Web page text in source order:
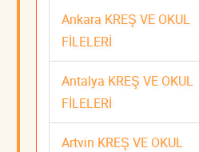
Ankara KREŞ VE OKUL
FİLELERİ
Antalya KREŞ VE OKUL
FİLELERİ
Artvin KREŞ VE OKUL